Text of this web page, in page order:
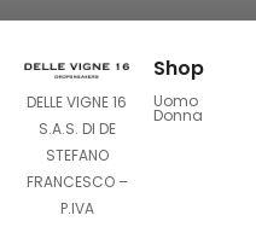
DELLE VIGNE 16
S.A.S. DI DE
STEFANO
FRANCESCO –
P.IVA
Shop
Uomo
Donna